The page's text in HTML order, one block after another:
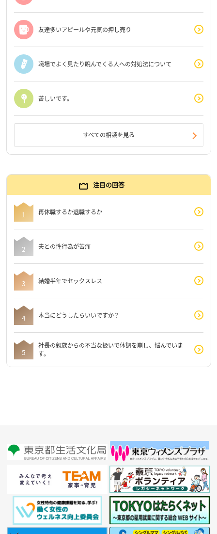
友達多いアピールや元気の押し売り
職場でよく見たり睨んでくる人への対処法について
苦しいです。
すべての相談を見る
注目の回答
再休職するか退職するか
夫との性行為が苦痛
結婚半年でセックスレス
本当にどうしたらいいですか？
社長の親族からの不当な扱いで体調を崩し、悩んでいま
す。